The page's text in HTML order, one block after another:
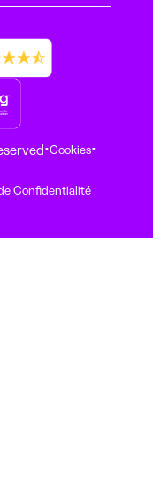
·Cookies·
Confidentialité